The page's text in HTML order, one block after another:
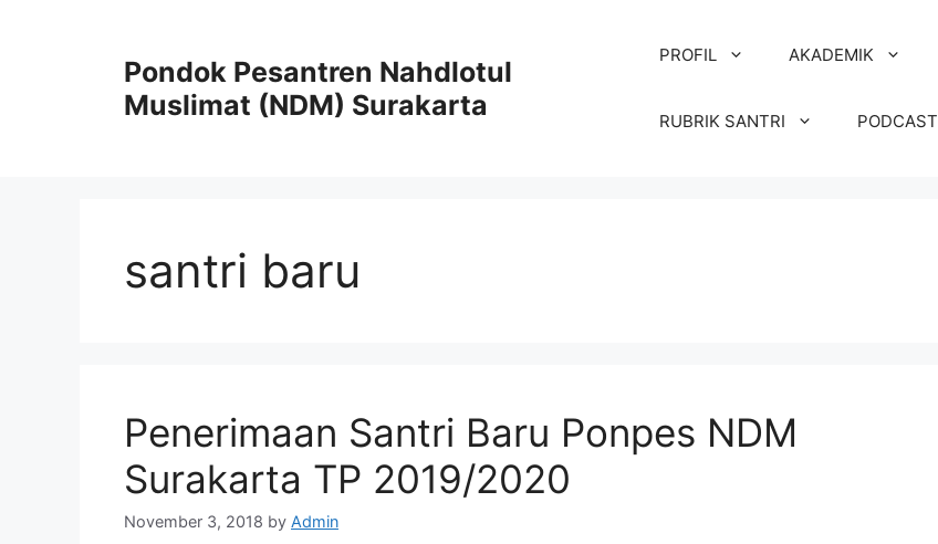
Pondok Pesantren Nahdlotul
Muslimat (NDM) Surakarta
PROFIL AKADEMIK
RUBRIK SANTRI PODCAST
santri baru
Penerimaan Santri Baru Ponpes NDM
Surakarta TP 2019/2020
November 3, 2018 by Admin